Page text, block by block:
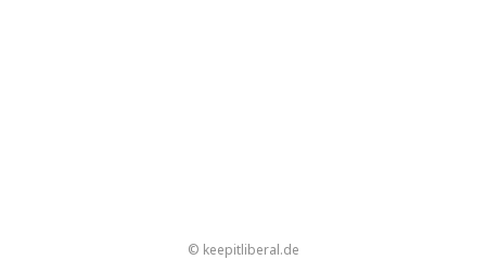
© keepitliberal.de